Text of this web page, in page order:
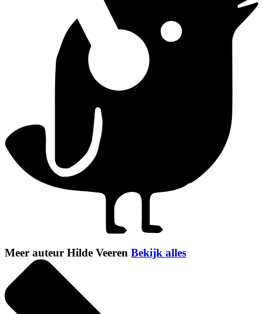
Meer auteur Hilde Veeren Bekijk alles